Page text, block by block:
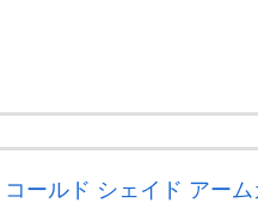
ールド シェイド アー